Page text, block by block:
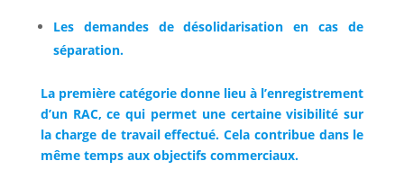
Les demandes de désolidarisation en cas de
séparation.
La première catégorie donne lieu à l’enregistrement
d’un RAC, ce qui permet une certaine visibilité sur
la charge de travail effectué. Cela contribue dans le
même temps aux objectifs commerciaux.